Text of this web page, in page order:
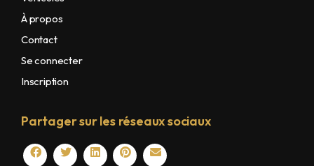
À propos
Contact
Se connecter
Inscription
Partager sur les réseaux sociaux